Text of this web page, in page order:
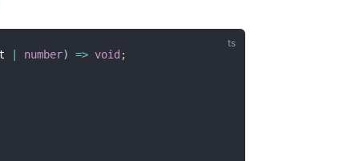
number) => void ;